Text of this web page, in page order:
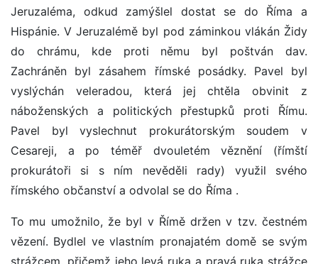
Jeruzaléma, odkud zamýšlel dostat se do Říma a
Hispánie. V Jeruzalémě byl pod záminkou vlákán Židy
do chrámu, kde proti němu byl poštván dav.
Zachráněn byl zásahem římské posádky. Pavel byl
vyslýchán veleradou, která jej chtěla obvinit z
náboženských a politických přestupků proti Římu.
Pavel byl vyslechnut prokurátorským soudem v
Cesareji, a po téměř dvouletém věznění (římští
prokurátoři si s ním nevěděli rady) využil svého
římského občanství a odvolal se do Říma .
To mu umožnilo, že byl v Římě držen v tzv. čestném
vězení. Bydlel ve vlastním pronajatém domě se svým